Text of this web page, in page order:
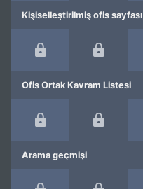
Kişiselleştirilmiş ofis sayfası
Ofis Ortak Kavram Listesi
Arama geçmişi